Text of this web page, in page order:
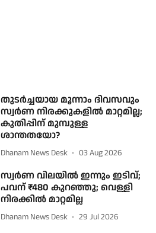
തുടർച്ചയായ മൂന്നാം ദിവസവും
സ്വർണ നിരക്കുകളിൽ മാറ്റമില്ല;
കുതിപ്പിന് മുമ്പുള്ള
ശാന്തതയോ?
Dhanam News Desk 03 Aug 2026
സ്വർണ വിലയിൽ ഇന്നും ഇടിവ്;
പവന് ₹480 കുറഞ്ഞു; വെള്ളി
നിരക്കിൽ മാറ്റമില്ല
Dhanam News Desk 29 Jul 2026